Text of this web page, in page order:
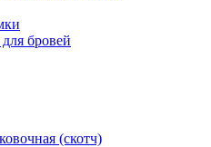
бровей
(скотч)